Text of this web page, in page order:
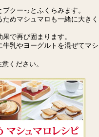
クーっとふくらみます。
めマシュマロも一緒に大き
で再び固まります。
乳やヨーグルトを混ぜてマ
ください。